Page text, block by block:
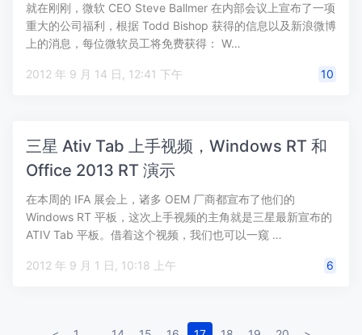
就在刚刚，微软 CEO Steve Ballmer 在内部会议上宣布了一项
重大的公司福利，根据 Todd Bishop 获得的信息以及新浪微博
上的消息，每位微软员工将免费获得： W…
2012 年 9 月 14 日, 12:41 下午 10
三星 Ativ Tab 上手视频，Windows RT 和
Office 2013 RT 演示
在本周的 IFA 展会上，诸多 OEM 厂商都宣布了他们的
Windows RT 平板，这次上手视频的主角就是三星最新宣布的
ATIV Tab 平板。借着这个视频，我们也可以一窥 …
2012 年 9 月 1 日, 10:18 上午 6